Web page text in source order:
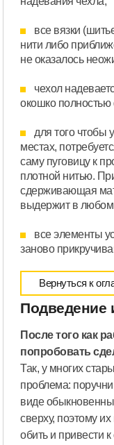
все вязки
нити либо
не оказалось
чехол
окошко полностью
для того чтобы
местах,
саму пуговицу к
плотной нитью.
сдерживающая
выдержит в любом
все элементы
заново
Вернуться к
Подведение
После того как
попробовать
Так, у многих
проблема:
виде
сверху, поэтому
обить и привести